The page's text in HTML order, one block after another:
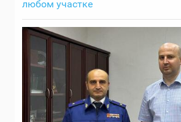
любом участке